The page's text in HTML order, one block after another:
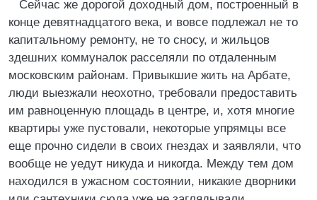
Сейчас же дорогой доходный дом, построенный в
конце девятнадцатого века, и вовсе подлежал не то
капитальному ремонту, не то сносу, и жильцов
здешних коммуналок расселяли по отдаленным
московским районам. Привыкшие жить на Арбате,
люди выезжали неохотно, требовали предоставить
им равноценную площадь в центре, и, хотя многие
квартиры уже пустовали, некоторые упрямцы все
еще прочно сидели в своих гнездах и заявляли, что
вообще не уедут никуда и никогда. Между тем дом
находился в ужасном состоянии, никакие дворники